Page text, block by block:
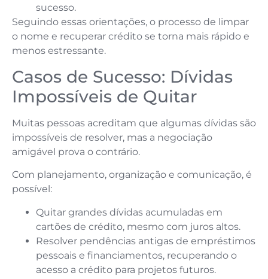
sucesso.
Seguindo essas orientações, o processo de limpar
o nome e recuperar crédito se torna mais rápido e
menos estressante.
Casos de Sucesso: Dívidas
Impossíveis de Quitar
Muitas pessoas acreditam que algumas dívidas são
impossíveis de resolver, mas a negociação
amigável prova o contrário.
Com planejamento, organização e comunicação, é
possível:
Quitar grandes dívidas acumuladas em
cartões de crédito, mesmo com juros altos.
Resolver pendências antigas de empréstimos
pessoais e financiamentos, recuperando o
acesso a crédito para projetos futuros.